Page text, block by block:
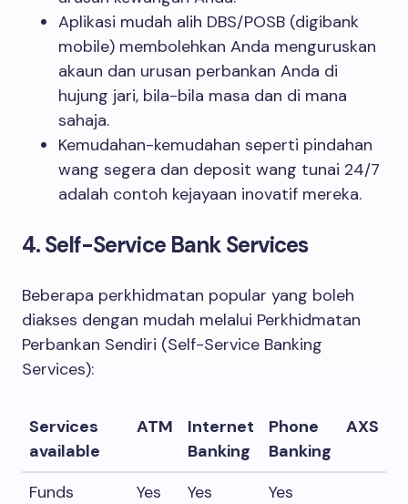
Aplikasi mudah alih DBS/POSB (digibank
mobile) membolehkan Anda menguruskan
akaun dan urusan perbankan Anda di
hujung jari, bila-bila masa dan di mana
sahaja.
Kemudahan-kemudahan seperti pindahan
wang segera dan deposit wang tunai 24/7
adalah contoh kejayaan inovatif mereka.
4. Self-Service Bank Services
Beberapa perkhidmatan popular yang boleh
diakses dengan mudah melalui Perkhidmatan
Perbankan Sendiri (Self-Service Banking
Services):
Services
available
ATM
Internet
Banking
Phone
Banking
AXS
Funds
Yes Yes Yes